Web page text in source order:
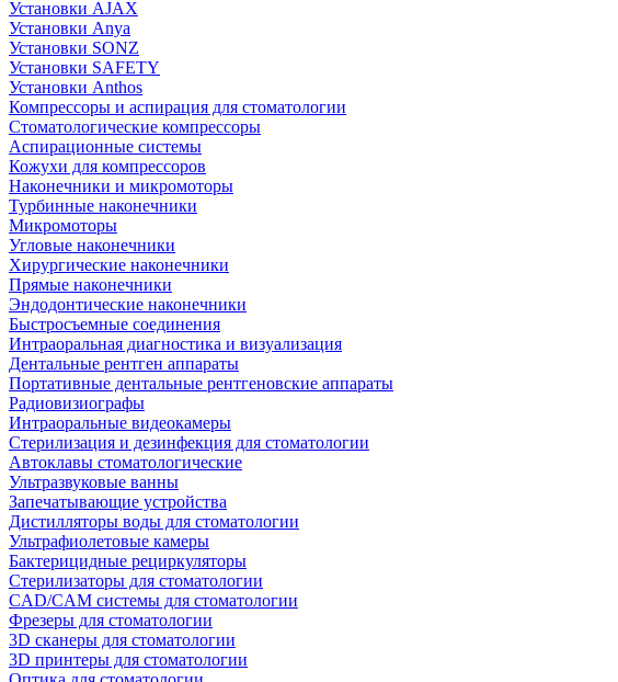
Установки AJAX
Установки Anya
Установки SONZ
Установки SAFETY
Установки Anthos
Компрессоры и аспирация для стоматологии
Стоматологические компрессоры
Аспирационные системы
Кожухи для компрессоров
Наконечники и микромоторы
Турбинные наконечники
Микромоторы
Угловые наконечники
Хирургические наконечники
Прямые наконечники
Эндодонтические наконечники
Быстросъемные соединения
Интраоральная диагностика и визуализация
Дентальные рентген аппараты
Портативные дентальные рентгеновские аппараты
Радиовизиографы
Интраоральные видеокамеры
Стерилизация и дезинфекция для стоматологии
Автоклавы стоматологические
Ультразвуковые ванны
Запечатывающие устройства
Дистилляторы воды для стоматологии
Ультрафиолетовые камеры
Бактерицидные рециркуляторы
Стерилизаторы для стоматологии
CAD/CAM системы для стоматологии
Фрезеры для стоматологии
3D cканеры для стоматологии
3D принтеры для стоматологии